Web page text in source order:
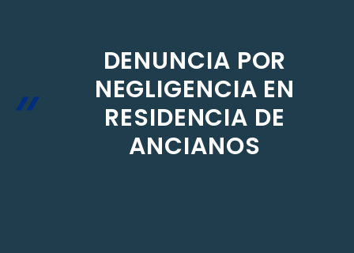
DENUNCIA POR
NEGLIGENCIA EN
RESIDENCIA DE
ANCIANOS